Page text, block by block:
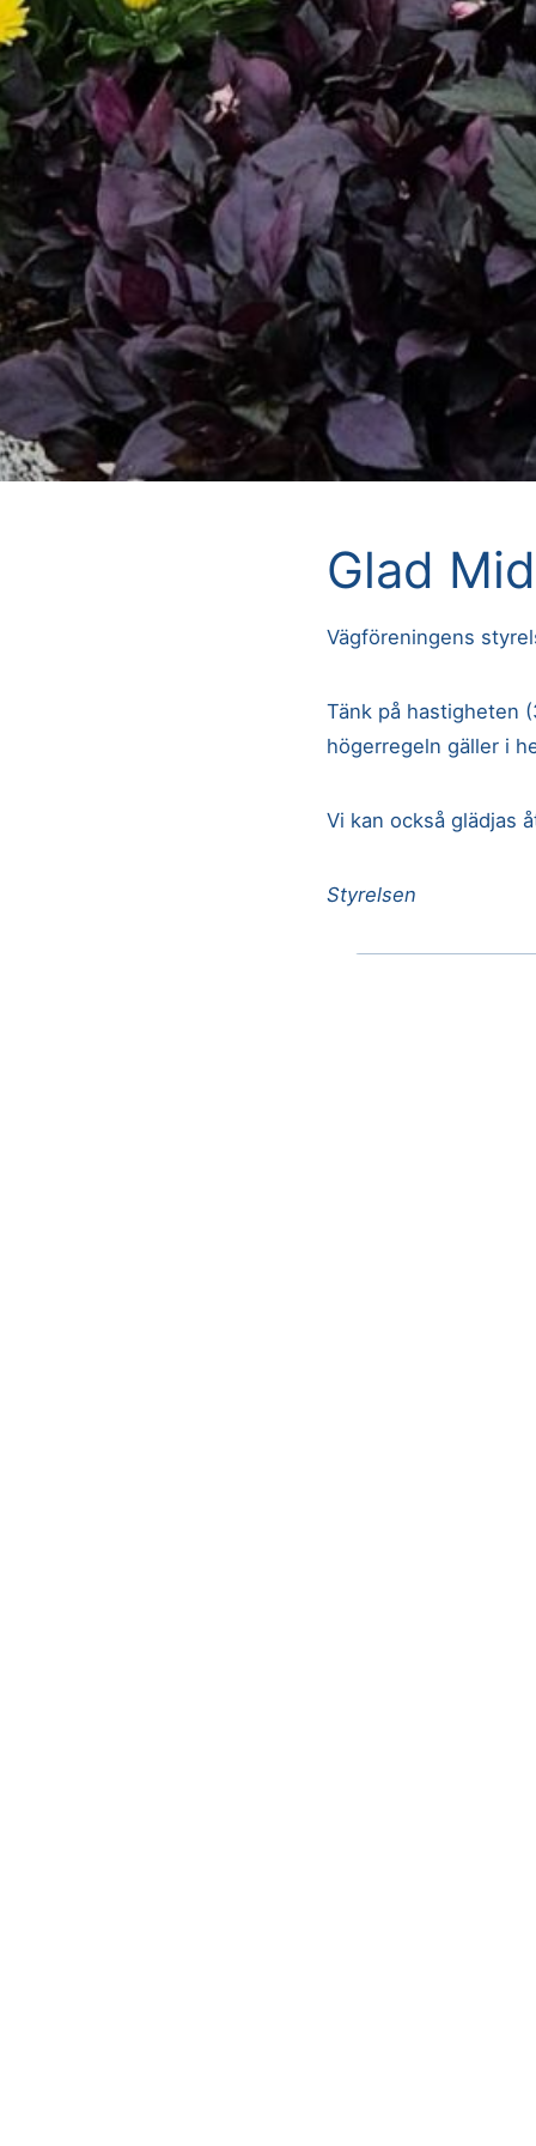
Glad
Vägföreningens
Tänk på hastigheten
högerregeln gäller i
Vi kan också glädjas
Styrelsen